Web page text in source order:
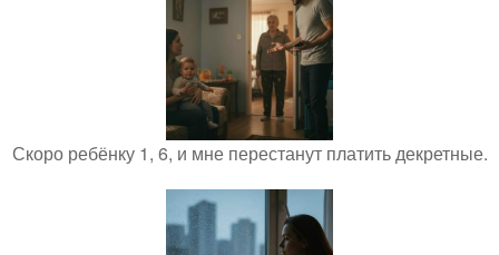
Скоро ребёнку 1, 6, и мне перестанут платить декретные.